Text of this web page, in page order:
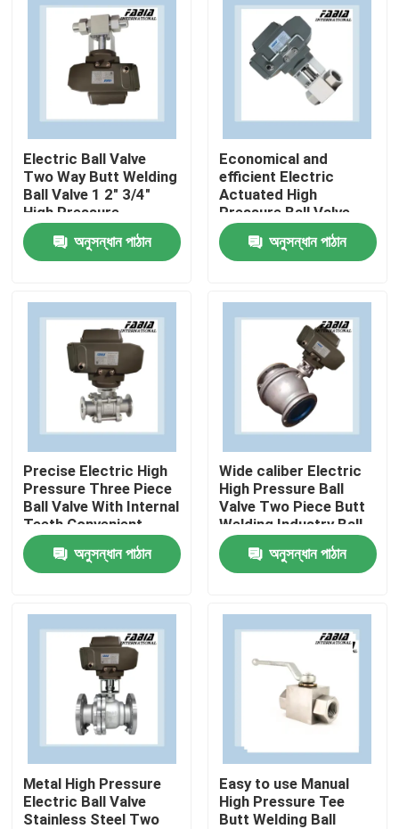
আমাদের সম্পর্কে
কারখানা ভ্রমণ
আমাদের সাথে যোগাযোগ
উদ্ধৃতির জন্য আবেদন
বায়ুসংক্রান্ত বল ভালভ
বায়ুসংক্রান্ত প্রজাপতি ভালভ
Electric Ball Valve
Two Way Butt Welding
Ball Valve 1 2" 3/4"
High Pressure
অনুসন্ধান পাঠান
Economical and
efficient Electric
Actuated High
Pressure Ball Valve
Two Way
অনুসন্ধান পাঠান
Precise Electric High
Pressure Three Piece
Ball Valve With Internal
Teeth Convenient
অনুসন্ধান পাঠান
Wide caliber Electric
High Pressure Ball
Valve Two Piece Butt
Welding Industry Ball
Valve
অনুসন্ধান পাঠান
Metal High Pressure
Electric Ball Valve
Stainless Steel Two
Easy to use Manual
High Pressure Tee
Butt Welding Ball